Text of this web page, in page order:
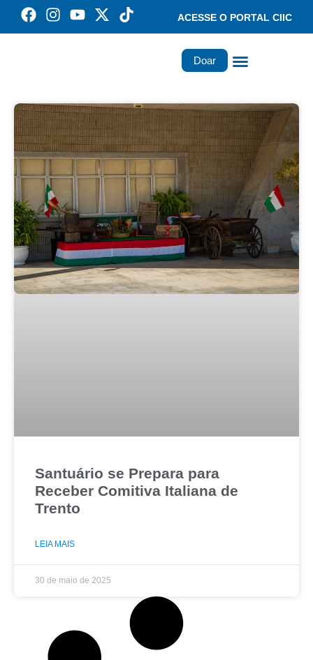
ACESSE O PORTAL CIIC
Doar
Santuário se Prepara para
Receber Comitiva Italiana de
Trento
LEIA MAIS
30 de maio de 2025